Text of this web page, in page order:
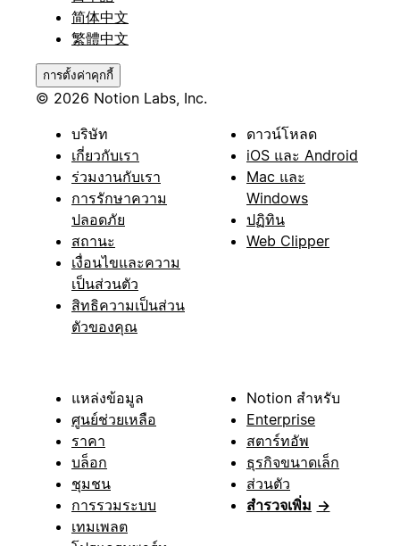
简体中文
繁體中文
การตั้งค่าคุกกี้
© 2026 Notion Labs, Inc.
บริษัท
เกี่ยวกับเรา
ร่วมงานกับเรา
การรักษาความ
ปลอดภัย
สถานะ
เงื่อนไขและความ
เป็นส่วนตัว
สิทธิความเป็นส่วน
ตัวของคุณ
ดาวน์โหลด
iOS และ Android
Mac และ
Windows
ปฏิทิน
Web Clipper
แหล่งข้อมูล
ศูนย์ช่วยเหลือ
ราคา
บล็อก
ชุมชน
การรวมระบบ
เทมเพลต
Notion สำหรับ
Enterprise
สตาร์ทอัพ
ธุรกิจขนาดเล็ก
ส่วนตัว
สำรวจเพิ่ม →